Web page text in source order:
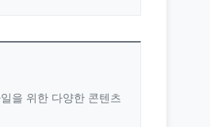
을 위한 다양한 콘텐츠